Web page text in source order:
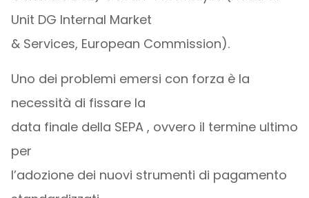
Unit DG Internal Market
& Services, European Commission).
Uno dei problemi emersi con forza è la
necessità di fissare la
data finale della SEPA , ovvero il termine ultimo
per
l’adozione dei nuovi strumenti di pagamento